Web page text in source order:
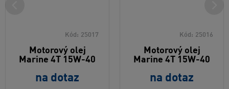
Kód: 25017
Motorový olej
Marine 4T 15W-40
na dotaz
Kód: 25016
Motorový olej
Marine 4T 15W-40
na dotaz